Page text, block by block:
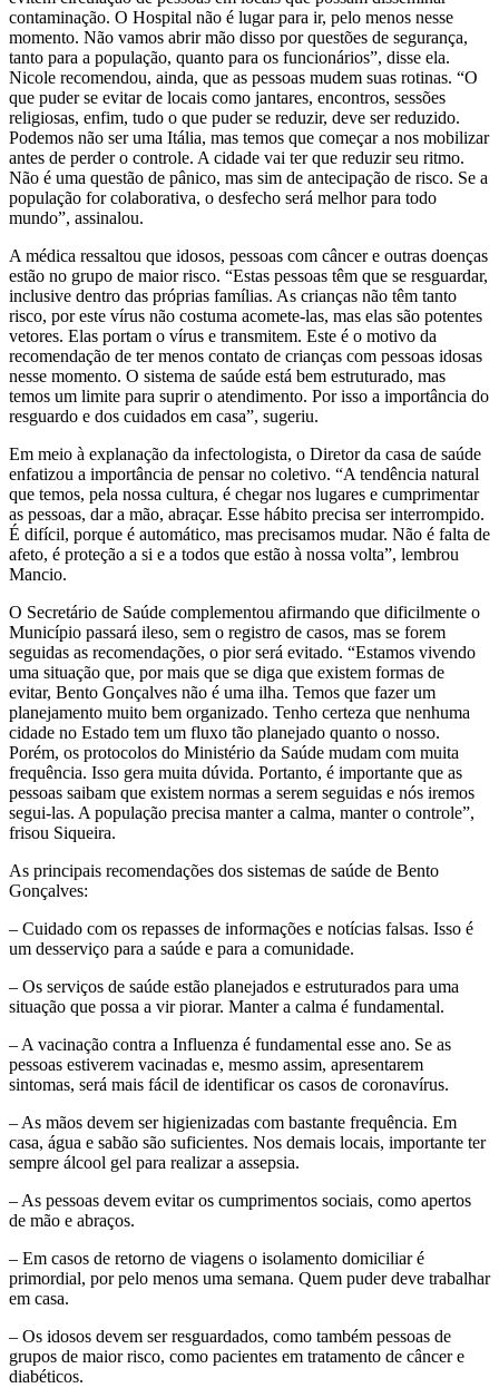
contaminação. O Hospital não é lugar para ir, pelo menos nesse
momento. Não vamos abrir mão disso por questões de segurança,
tanto para a população, quanto para os funcionários”, disse ela.
Nicole recomendou, ainda, que as pessoas mudem suas rotinas. “O
que puder se evitar de locais como jantares, encontros, sessões
religiosas, enfim, tudo o que puder se reduzir, deve ser reduzido.
Podemos não ser uma Itália, mas temos que começar a nos mobilizar
antes de perder o controle. A cidade vai ter que reduzir seu ritmo.
Não é uma questão de pânico, mas sim de antecipação de risco. Se a
população for colaborativa, o desfecho será melhor para todo
mundo”, assinalou.
A médica ressaltou que idosos, pessoas com câncer e outras doenças
estão no grupo de maior risco. “Estas pessoas têm que se resguardar,
inclusive dentro das próprias famílias. As crianças não têm tanto
risco, por este vírus não costuma acomete-las, mas elas são potentes
vetores. Elas portam o vírus e transmitem. Este é o motivo da
recomendação de ter menos contato de crianças com pessoas idosas
nesse momento. O sistema de saúde está bem estruturado, mas
temos um limite para suprir o atendimento. Por isso a importância do
resguardo e dos cuidados em casa”, sugeriu.
Em meio à explanação da infectologista, o Diretor da casa de saúde
enfatizou a importância de pensar no coletivo. “A tendência natural
que temos, pela nossa cultura, é chegar nos lugares e cumprimentar
as pessoas, dar a mão, abraçar. Esse hábito precisa ser interrompido.
É difícil, porque é automático, mas precisamos mudar. Não é falta de
afeto, é proteção a si e a todos que estão à nossa volta”, lembrou
Mancio.
O Secretário de Saúde complementou afirmando que dificilmente o
Município passará ileso, sem o registro de casos, mas se forem
seguidas as recomendações, o pior será evitado. “Estamos vivendo
uma situação que, por mais que se diga que existem formas de
evitar, Bento Gonçalves não é uma ilha. Temos que fazer um
planejamento muito bem organizado. Tenho certeza que nenhuma
cidade no Estado tem um fluxo tão planejado quanto o nosso.
Porém, os protocolos do Ministério da Saúde mudam com muita
frequência. Isso gera muita dúvida. Portanto, é importante que as
pessoas saibam que existem normas a serem seguidas e nós iremos
segui-las. A população precisa manter a calma, manter o controle”,
frisou Siqueira.
As principais recomendações dos sistemas de saúde de Bento
Gonçalves:
– Cuidado com os repasses de informações e notícias falsas. Isso é
um desserviço para a saúde e para a comunidade.
– Os serviços de saúde estão planejados e estruturados para uma
situação que possa a vir piorar. Manter a calma é fundamental.
– A vacinação contra a Influenza é fundamental esse ano. Se as
pessoas estiverem vacinadas e, mesmo assim, apresentarem
sintomas, será mais fácil de identificar os casos de coronavírus.
– As mãos devem ser higienizadas com bastante frequência. Em
casa, água e sabão são suficientes. Nos demais locais, importante ter
sempre álcool gel para realizar a assepsia.
– As pessoas devem evitar os cumprimentos sociais, como apertos
de mão e abraços.
– Em casos de retorno de viagens o isolamento domiciliar é
primordial, por pelo menos uma semana. Quem puder deve trabalhar
em casa.
– Os idosos devem ser resguardados, como também pessoas de
grupos de maior risco, como pacientes em tratamento de câncer e
diabéticos.